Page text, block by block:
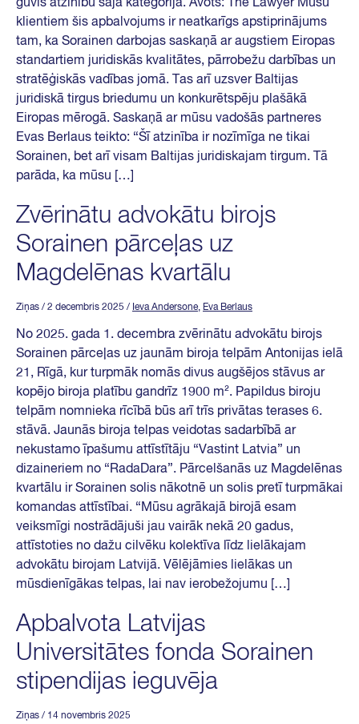
guvis atzinību šajā kategorijā. Avots: The Lawyer Mūsu
klientiem šis apbalvojums ir neatkarīgs apstiprinājums
tam, ka Sorainen darbojas saskaņā ar augstiem Eiropas
standartiem juridiskās kvalitātes, pārrobežu darbības un
stratēģiskās vadības jomā. Tas arī uzsver Baltijas
juridiskā tirgus briedumu un konkurētspēju plašākā
Eiropas mērogā. Saskaņā ar mūsu vadošās partneres
Evas Berlaus teikto: “Šī atzinība ir nozīmīga ne tikai
Sorainen, bet arī visam Baltijas juridiskajam tirgum. Tā
parāda, ka mūsu […]
Zvērinātu advokātu birojs
Sorainen pārceļas uz
Magdelēnas kvartālu
Ziņas / 2 decembris 2025 / Ieva Andersone, Eva Berlaus
No 2025. gada 1. decembra zvērinātu advokātu birojs
Sorainen pārceļas uz jaunām biroja telpām Antonijas ielā
21, Rīgā, kur turpmāk nomās divus augšējos stāvus ar
kopējo biroja platību gandrīz 1900 m². Papildus biroju
telpām nomnieka rīcībā būs arī trīs privātas terases 6.
stāvā. Jaunās biroja telpas veidotas sadarbībā ar
nekustamo īpašumu attīstītāju “Vastint Latvia” un
dizaineriem no “RadaDara”. Pārcelšanās uz Magdelēnas
kvartālu ir Sorainen solis nākotnē un solis pretī turpmākai
komandas attīstībai. “Mūsu agrākajā birojā esam
veiksmīgi nostrādājuši jau vairāk nekā 20 gadus,
attīstoties no dažu cilvēku kolektīva līdz lielākajam
advokātu birojam Latvijā. Vēlējāmies lielākas un
mūsdienīgākas telpas, lai nav ierobežojumu […]
Apbalvota Latvijas
Universitātes fonda Sorainen
stipendijas ieguvēja
Ziņas / 14 novembris 2025